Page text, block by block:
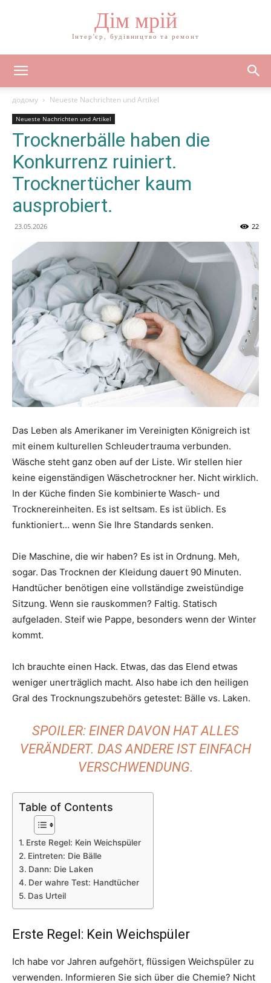
Дім мрій
Інтер'єр, будівництво та ремонт
додому Neueste Nachrichten und Artikel
Neueste Nachrichten und Artikel
Trocknerbälle haben die
Konkurrenz ruiniert.
Trocknertücher kaum
ausprobiert.
23.05.2026 22
Das Leben als Amerikaner im Vereinigten Königreich ist
mit einem kulturellen Schleudertrauma verbunden.
Wäsche steht ganz oben auf der Liste. Wir stellen hier
keine eigenständigen Wäschetrockner her. Nicht wirklich.
In der Küche finden Sie kombinierte Wasch- und
Trocknereinheiten. Es ist seltsam. Es ist üblich. Es
funktioniert… wenn Sie Ihre Standards senken.
Die Maschine, die wir haben? Es ist in Ordnung. Meh,
sogar. Das Trocknen der Kleidung dauert 90 Minuten.
Handtücher benötigen eine vollständige zweistündige
Sitzung. Wenn sie rauskommen? Faltig. Statisch
aufgeladen. Steif wie Pappe, besonders wenn der Winter
kommt.
Ich brauchte einen Hack. Etwas, das das Elend etwas
weniger unerträglich macht. Also habe ich den heiligen
Gral des Trocknungszubehörs getestet: Bälle vs. Laken.
SPOILER: EINER DAVON HAT ALLES
VERÄNDERT. DAS ANDERE IST EINFACH
VERSCHWENDUNG.
Table of Contents
Erste Regel: Kein Weichspüler
Eintreten: Die Bälle
Dann: Die Laken
Der wahre Test: Handtücher
Das Urteil
Erste Regel: Kein Weichspüler
Ich habe vor Jahren aufgehört, flüssigen Weichspüler zu
verwenden. Informieren Sie sich über die Chemie? Nicht